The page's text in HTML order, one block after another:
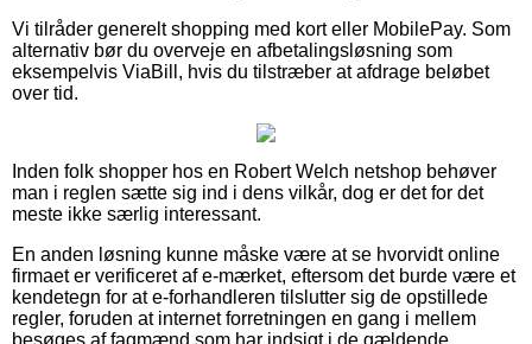
Vi tilråder generelt shopping med kort eller MobilePay. Som
alternativ bør du overveje en afbetalingsløsning som
eksempelvis ViaBill, hvis du tilstræber at afdrage beløbet
over tid.
Inden folk shopper hos en Robert Welch netshop behøver
man i reglen sætte sig ind i dens vilkår, dog er det for det
meste ikke særlig interessant.
En anden løsning kunne måske være at se hvorvidt online
firmaet er verificeret af e-mærket, eftersom det burde være et
kendetegn for at e-forhandleren tilslutter sig de opstillede
regler, foruden at internet forretningen en gang i mellem
besøges af fagmænd som har indsigt i de gældende